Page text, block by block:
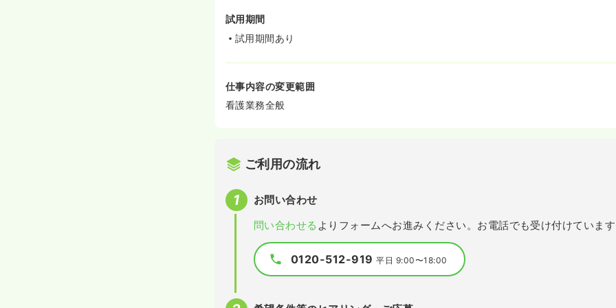
試用期間
試用期間あり
仕事内容の変更範囲
看護業務全般
ご利用の流れ
お問い合わせ
問い合わせる よりフォームへお進みください。お電話でも受け付けていま
0120-512-919平日 9:00〜18:00